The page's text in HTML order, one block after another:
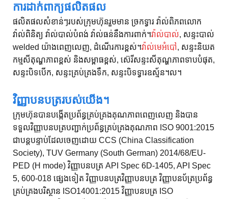
ការដាក់ពាក្យផលិតផល
ផលិតផលសំខាន់ៗរបស់ក្រុមហ៊ុនរួមមាន ច្រកទ្វារ វ៉ាល់ពិភពលោក
វ៉ាល់ពិនិត្យ វ៉ាល់បាល់បំពង់ វ៉ាល់ធន់នឹងការពាក់។វ៉ាល់បាល់, សន្ទះបាល់
welded យ៉ាងពេញលេញ, ដំណើរការខ្ពស់។វ៉ាល់មេអំបៅ, សន្ទះនិយត
កម្មសីតុណ្ហភាពខ្ពស់ និងសម្ពាធខ្ពស់, ស៊េរីសន្ទះសីតុណ្ហភាពទាបបំផុត,
សន្ទះបិទបើក, សន្ទះគ្រប់គ្រងទឹក, សន្ទះបិទទ្វារឧស្ម័ន។ល។
វិញ្ញាបនបត្ររបស់យើង។
ក្រុមហ៊ុនបានបង្កើតប្រព័ន្ធគ្រប់គ្រងគុណភាពពេញលេញ និងបាន
ទទួលវិញ្ញាបនបត្របញ្ជាក់ប្រព័ន្ធគ្រប់គ្រងគុណភាព ISO 9001:2015
ជាបន្តបន្ទាប់ដែលចេញដោយ CCS (China Classification
Society), TUV Germany (South German) 2014/68/EU-
PED (H mode) វិញ្ញាបនបត្រ API Spec 6D-1405, API Spec
5, 600-018 ផ្សេងទៀត វិញ្ញាបនបត្រវិញ្ញាបនបត្រ វិញ្ញាបនប័ត្រប្រព័ន្ធ
គ្រប់គ្រងបរិស្ថាន ISO14001:2015 វិញ្ញាបនបត្រ ISO